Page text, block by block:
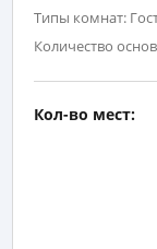
Типы комнат:
Количество
Кол-во мест: